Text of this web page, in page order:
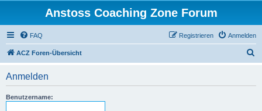
Anstoss Coaching Zone Forum
FAQ Anmelden
Registrieren
ACZ Foren-Übersicht
Anmelden
Benutzername: